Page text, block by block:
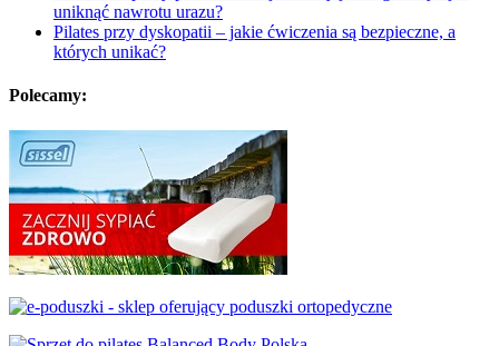
uniknąć nawrotu urazu?
Pilates przy dyskopatii – jakie ćwiczenia są bezpieczne, a
których unikać?
Polecamy: